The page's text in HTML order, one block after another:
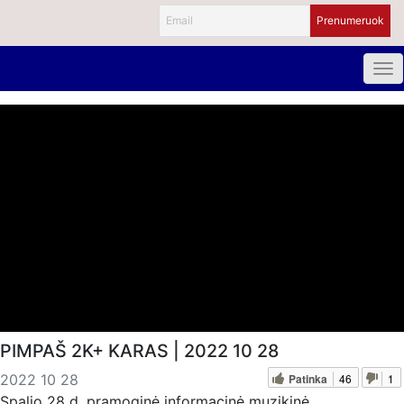
PIMPAŠ 2K+ KARAS | 2022 10 28
2022 10 28 Patinka 46 1